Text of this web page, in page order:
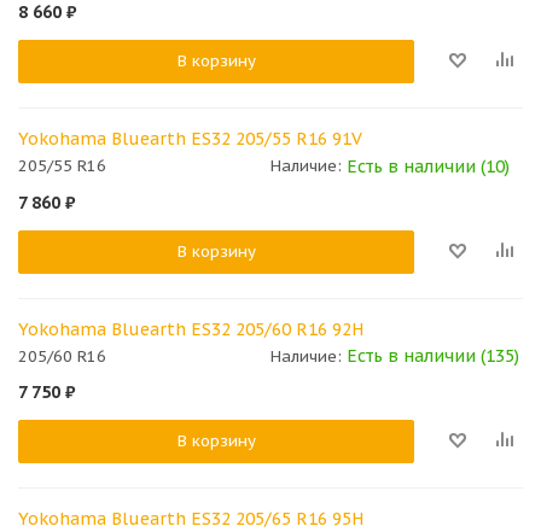
8 660 ₽
В корзину
Yokohama Bluearth ES32 205/55 R16 91V
205/55 R16 Наличие: Есть в наличии (10)
7 860 ₽
В корзину
Yokohama Bluearth ES32 205/60 R16 92H
205/60 R16 Наличие: Есть в наличии (135)
7 750 ₽
В корзину
Yokohama Bluearth ES32 205/65 R16 95H